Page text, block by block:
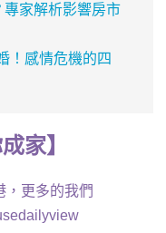
家解析影響房市
！感情危機的四
家】
，更多的我們